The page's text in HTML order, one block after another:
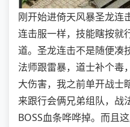
刚开始进倚天风暴圣龙连
连击服一样，技能瞎按就
道。圣龙连击不是随便凑
法师跟雷暴，道士补个毒
大伤害，我之前单开战士
来跟行会俩兄弟组队，战
BOSS血条哗哗掉。而且